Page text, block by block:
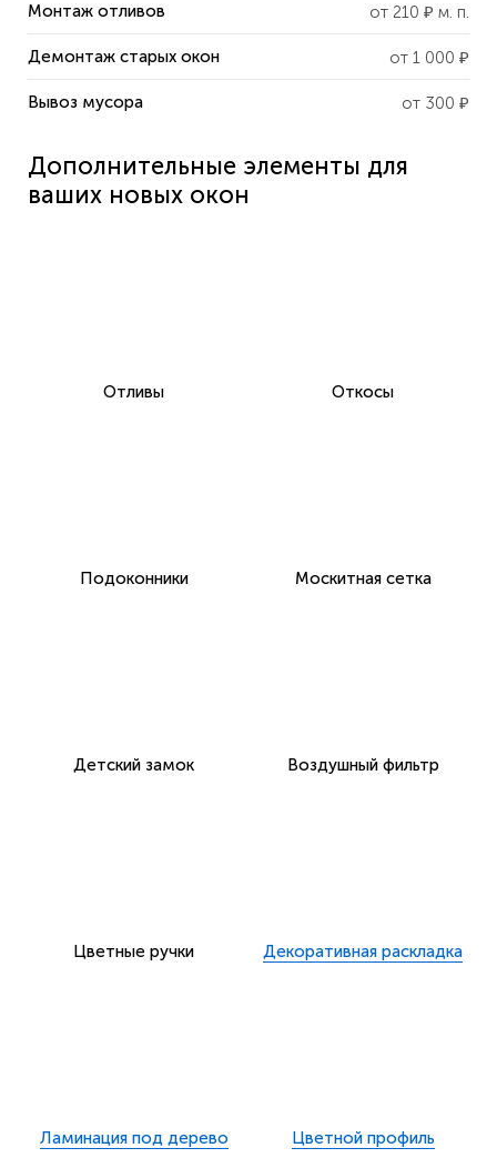
Монтаж отливов от 210 ₽ м. п.
Демонтаж старых окон от 1 000 ₽
Вывоз мусора от 300 ₽
Дополнительные элементы для
ваших новых окон
Отливы Откосы
Подоконники Москитная сетка
Детский замок Воздушный фильтр
Цветные ручки Декоративная раскладка
Ламинация под дерево Цветной профиль